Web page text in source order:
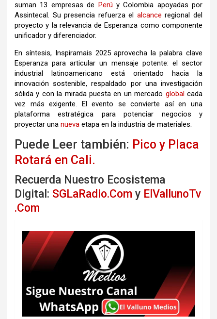
suman 13 empresas de Perú y Colombia apoyadas por
Assintecal. Su presencia refuerza el alcance regional del
proyecto y la relevancia de Esperanza como componente
unificador y diferenciador.
En síntesis, Inspiramais 2025 aprovecha la palabra clave
Esperanza para articular un mensaje potente: el sector
industrial latinoamericano está orientado hacia la
innovación sostenible, respaldado por una investigación
sólida y con la mirada puesta en un mercado globalcada
vez más exigente. El evento se convierte así en una
plataforma estratégica para potenciar negocios y
proyectar una nueva etapa en la industria de materiales.
Puede Leer también: Pico y Placa
Rotará en Cali.
Recuerda Nuestro Ecosistema
Digital: SGLaRadio.Com y ElVallunoTv
.Com